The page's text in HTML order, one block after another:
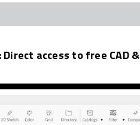
access to free CAD &